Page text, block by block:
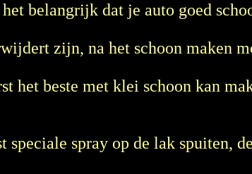
belangrijk dat je auto goed
zijn, na het schoon maken
het beste met klei schoon kan
speciale spray op de lak spuiten,